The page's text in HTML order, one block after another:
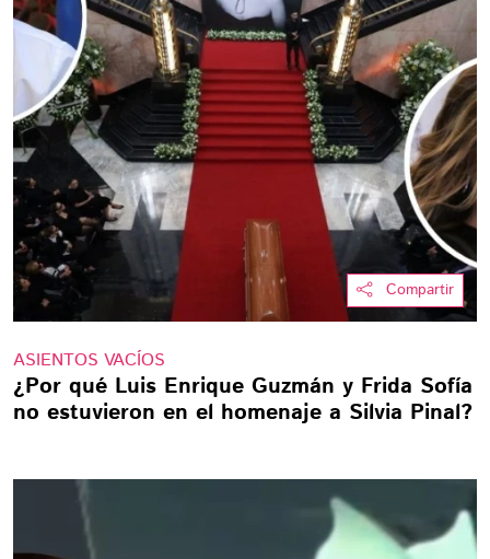
Compartir
ASIENTOS VACÍOS
¿Por qué Luis Enrique Guzmán y Frida Sofía
no estuvieron en el homenaje a Silvia Pinal?